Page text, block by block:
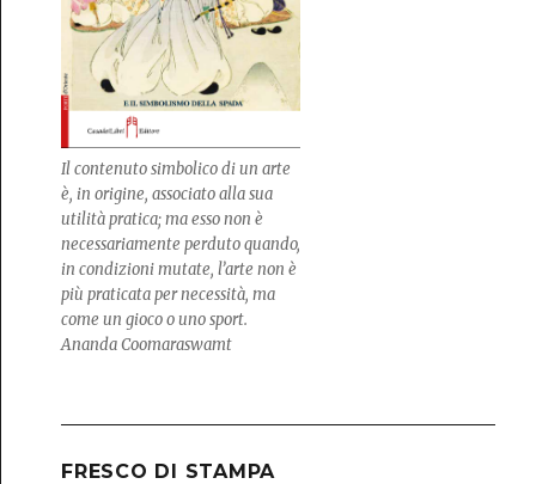
Il contenuto simbolico di un arte
è, in origine, associato alla sua
utilità pratica; ma esso non è
necessariamente perduto quando,
in condizioni mutate, l’arte non è
più praticata per necessità, ma
come un gioco o uno sport.
Ananda Coomaraswamt
FRESCO DI STAMPA